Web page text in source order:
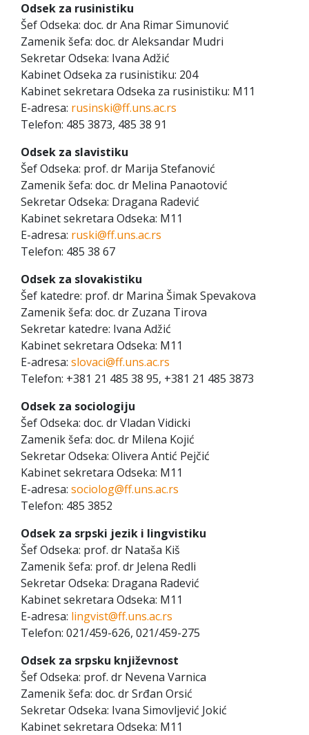
Odsek za rusinistiku
Šef Odseka: doc. dr Ana Rimar Simunović
Zamenik šefa: doc. dr Aleksandar Mudri
Sekretar Odseka: Ivana Adžić
Kabinet Odseka za rusinistiku: 204
Kabinet sekretara Odseka za rusinistiku: M11
E-adresa: rusinski@ff.uns.ac.rs
Telefon: 485 3873, 485 38 91
Odsek za slavistiku
Šef Odseka: prof. dr Marija Stefanović
Zamenik šefa: doc. dr Melina Panaotović
Sekretar Odseka: Dragana Radević
Kabinet sekretara Odseka: M11
E-adresa: ruski@ff.uns.ac.rs
Telefon: 485 38 67
Odsek za slovakistiku
Šef katedre: prof. dr Marina Šimak Spevakova
Zamenik šefa: doc. dr Zuzana Tirova
Sekretar katedre: Ivana Adžić
Kabinet sekretara Odseka: M11
E-adresa: slovaci@ff.uns.ac.rs
Telefon: +381 21 485 38 95, +381 21 485 3873
Odsek za sociologiju
Šef Odseka: doc. dr Vladan Vidicki
Zamenik šefa: doc. dr Milena Kojić
Sekretar Odseka: Olivera Antić Pejčić
Kabinet sekretara Odseka: M11
E-adresa: sociolog@ff.uns.ac.rs
Telefon: 485 3852
Odsek za srpski jezik i lingvistiku
Šef Odseka: prof. dr Nataša Kiš
Zamenik šefa: prof. dr Jelena Redli
Sekretar Odseka: Dragana Radević
Kabinet sekretara Odseka: M11
E-adresa: lingvist@ff.uns.ac.rs
Telefon: 021/459-626, 021/459-275
Odsek za srpsku književnost
Šef Odseka: prof. dr Nevena Varnica
Zamenik šefa: doc. dr Srđan Orsić
Sekretar Odseka: Ivana Simovljević Jokić
Kabinet sekretara Odseka: M11